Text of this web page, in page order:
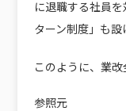
に退職する社員
ターン制度」も設
このように、業改
参照元